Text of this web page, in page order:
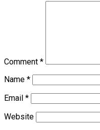
Comment *
Name *
Email *
Website